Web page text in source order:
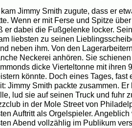
Jimmy Smith zugute, dass er
Wenn er mit Ferse und Spitze
er dabei die Fußgelenke locker.
liebsten zu seinen
neben ihm. Von den
Neckerei anhören. Sie
dicke Vierteltonne mit ihren
könnte. Doch eines Tages, fast
Jimmy Smith packte zusammen.
lud sie auf seinen Truck und fuhr
in der Mole Street von
Auftritt als Orgelspieler.
Abend vollzählig im Publikum